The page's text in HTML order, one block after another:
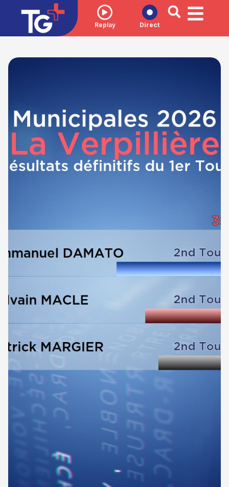
Replay Direct